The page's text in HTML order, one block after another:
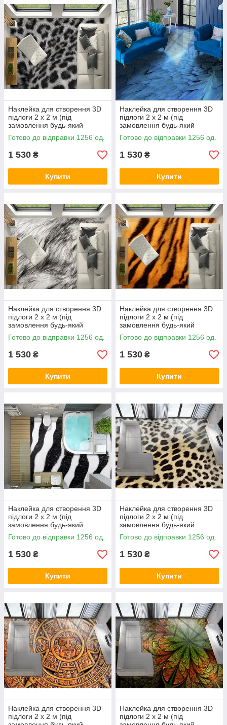
Наклейка для створення 3D
підлоги 2 х 2 м (під
замовлення будь-який
розмір) із захисною
ламінацією (БП-pol_mx015)
Готово до відправки 1256 од.
1 530 ₴
Купити
Наклейка для створення 3D
підлоги 2 х 2 м (під
замовлення будь-який
розмір) із захисною
ламінацією (БП-pol_mx020)
Готово до відправки 1256 од.
1 530 ₴
Купити
Наклейка для створення 3D
підлоги 2 х 2 м (під
замовлення будь-який
розмір) із захисною
ламінацією (БП-pol_mx026)
Готово до відправки 1256 од.
1 530 ₴
Купити
Наклейка для створення 3D
підлоги 2 х 2 м (під
замовлення будь-який
розмір) із захисною
ламінацією (БП-pol_mx030)
Готово до відправки 1256 од.
1 530 ₴
Купити
Наклейка для створення 3D
підлоги 2 х 2 м (під
замовлення будь-який
розмір) із захисною
ламінацією (БП-pol_mx032)
Готово до відправки 1256 од.
1 530 ₴
Купити
Наклейка для створення 3D
підлоги 2 х 2 м (під
замовлення будь-який
розмір) із захисною
ламінацією (БП-pol_mx033)
Готово до відправки 1256 од.
1 530 ₴
Купити
Наклейка для створення 3D
підлоги 2 х 2 м (під
Наклейка для створення 3D
підлоги 2 х 2 м (під